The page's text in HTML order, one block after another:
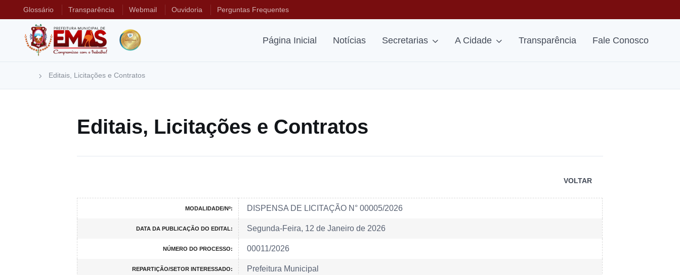
Glossário Transparência Webmail Ouvidoria Perguntas Frequentes
Página Inicial Notícias Secretarias A Cidade Transparência Fale Conosco
Editais, Licitações e Contratos
Editais, Licitações e Contratos
VOLTAR
MODALIDADE/Nº: DISPENSA DE LICITAÇÃO N° 00005/2026
DATA DA PUBLICAÇÃO DO EDITAL: Segunda-Feira, 12 de Janeiro de 2026
NÚMERO DO PROCESSO: 00011/2026
REPARTIÇÃO/SETOR INTERESSADO: Prefeitura Municipal